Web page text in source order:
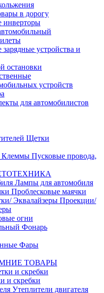
в дорогу
инверторы
устройства и
остановки
устройств
для автомобилистов
Щетки
Пусковые провода,
Лампы для автомобиля
Проблесковые маячки
Проекции/
огни
Фонарь
Фары
ТОВАРЫ
и скребки
Утеплители двигателя